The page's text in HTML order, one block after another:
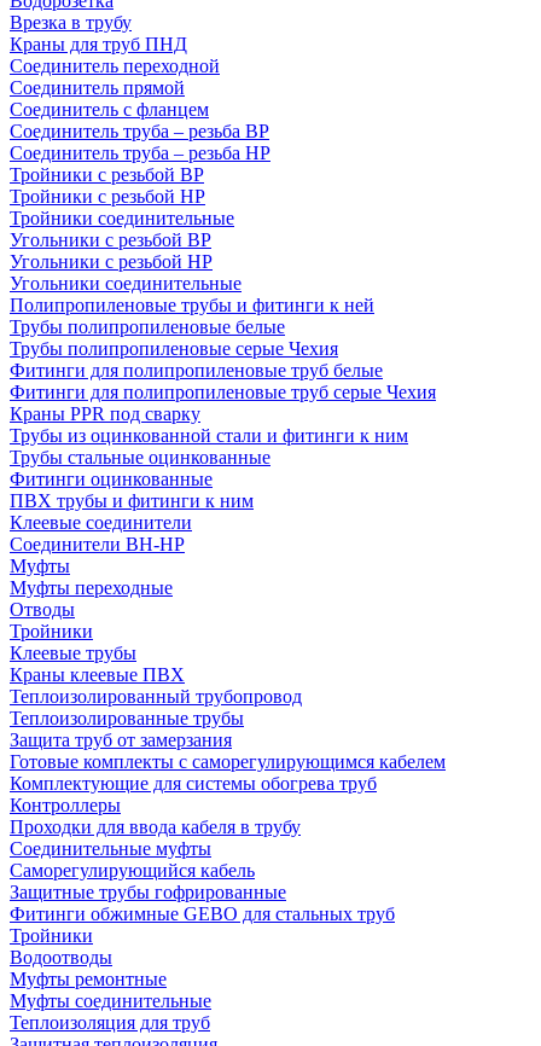
Врезка в трубу
Краны для труб ПНД
Соединитель переходной
Соединитель прямой
Соединитель с фланцем
Соединитель труба – резьба ВР
Соединитель труба – резьба НР
Тройники с резьбой ВР
Тройники с резьбой НР
Тройники соединительные
Угольники с резьбой ВР
Угольники с резьбой НР
Угольники соединительные
Полипропиленовые трубы и фитинги к ней
Трубы полипропиленовые белые
Трубы полипропиленовые серые Чехия
Фитинги для полипропиленовые труб белые
Фитинги для полипропиленовые труб серые Чехия
Краны PPR под сварку
Трубы из оцинкованной стали и фитинги к ним
Трубы стальные оцинкованные
Фитинги оцинкованные
ПВХ трубы и фитинги к ним
Клеевые соединители
Соединители ВН-НР
Муфты
Муфты переходные
Отводы
Тройники
Клеевые трубы
Краны клеевые ПВХ
Теплоизолированный трубопровод
Теплоизолированные трубы
Защита труб от замерзания
Готовые комплекты с саморегулирующимся кабелем
Комплектующие для системы обогрева труб
Контроллеры
Проходки для ввода кабеля в трубу
Соединительные муфты
Саморегулирующийся кабель
Защитные трубы гофрированные
Фитинги обжимные GEBO для стальных труб
Тройники
Водоотводы
Муфты ремонтные
Муфты соединительные
Теплоизоляция для труб